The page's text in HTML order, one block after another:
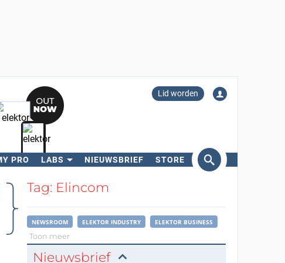
Lid worden
PRO LABS NIEUWSBRIEF STORE
ZoekenTag: Elincom
NEWSROOM ELEKTOR INDUSTRY ELEKTOR BUSINESS
Toon meer
Nieuwsbrief